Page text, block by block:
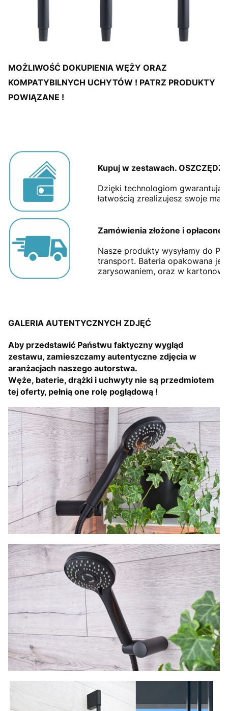
MOŻLIWOŚĆ DOKUPIENIA WĘŻY ORAZ
KOMPATYBILNYCH UCHYTÓW ! PATRZ PRODUKTY
POWIĄZANE !
Kupuj w zestawach.
Dzięki technologiom
łatwością zrealizujesz swoje
Zamówienia złożone i opłacone
Nasze produkty wysyłamy do
transport. Bateria opakowana
zarysowaniem, oraz w
GALERIA AUTENTYCZNYCH ZDJĘĆ
Aby przedstawić Państwu faktyczny wygląd
zestawu, zamieszczamy autentyczne zdjęcia w
aranżacjach naszego autorstwa.
Węże, baterie, drążki i uchwyty nie są przedmiotem
tej oferty, pełnią one rolę poglądową !